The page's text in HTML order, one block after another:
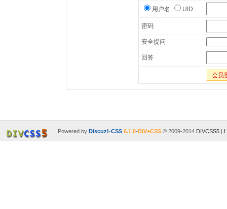
用户名 UID
密码
安全提问
回答
会员
Powered by Discuz!-CSS 6.1.0-DIV+CSS© 2009-2014 DIVCSS5|